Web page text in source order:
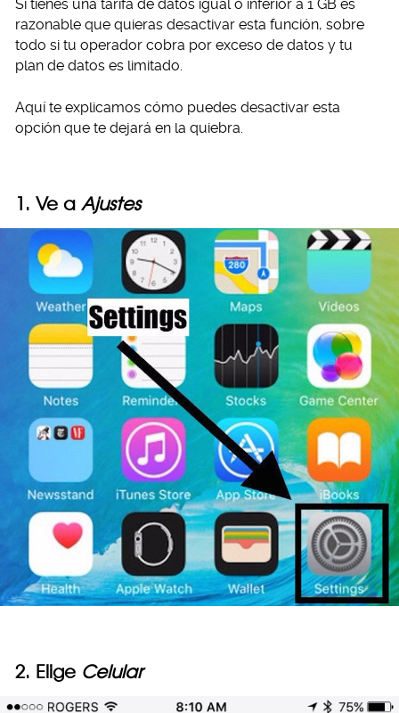
Si tienes una tarifa de datos igual o inferior a 1 GB es
razonable que quieras desactivar esta función, sobre
todo si tu operador cobra por exceso de datos y tu
plan de datos es limitado.
Aquí te explicamos cómo puedes desactivar esta
opción que te dejará en la quiebra.
1. Ve a Ajustes
2. Elige Celular